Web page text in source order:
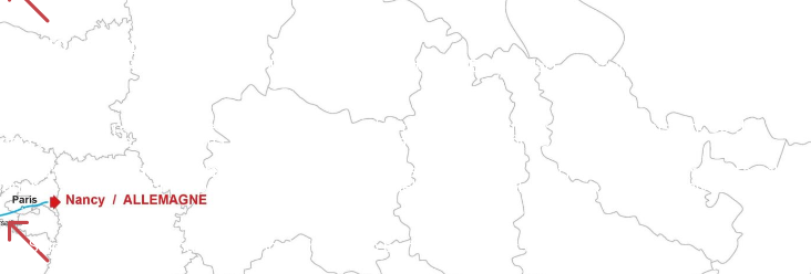
de Mont. La ruta alterna paisajes costeros y patrimonio histórico.
CAMINO DE AMIENS
La ruta comienza en la catedral de Amiens, Patrimonio de la Humanidad, y atraviesa las llanuras de Picardía. Llega a Ruán atravesando los valles de la región de Bray.
catedral de Ruán hasta el castillo de Falaise. Esta ruta enlaza grandes ciudades y paisajes variados antes de llegar a las rutas del Mont.
%Saint-Malo. Combina el patrimonio marítimo bretón y las rutas de peregrinación.